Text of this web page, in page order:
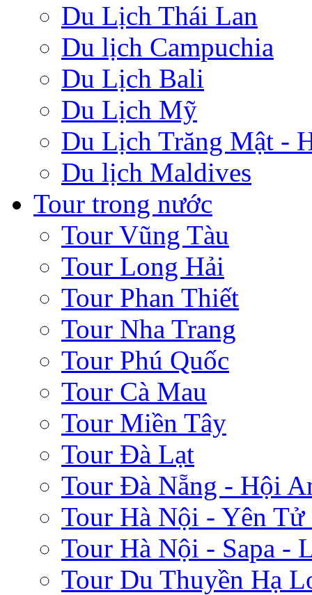
Du Lịch Thái Lan
Du lịch Campuchia
Du Lịch Bali
Du Lịch Mỹ
Du Lịch Trăng Mật -
Du lịch Maldives
Tour trong nước
Tour Vũng Tàu
Tour Long Hải
Tour Phan Thiết
Tour Nha Trang
Tour Phú Quốc
Tour Cà Mau
Tour Miền Tây
Tour Đà Lạt
Tour Đà Nẵng - Hội
Tour Hà Nội - Yên
Tour Hà Nội - Sapa -
Tour Du Thuyền Hạ